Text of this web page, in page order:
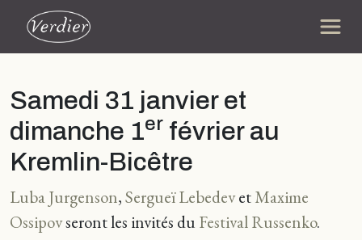
Samedi 31 janvier et
dimanche 1er février au
Kremlin-Bicêtre
Luba Jurgenson,Sergueï LebedevetMaxime
Ossipovseront les invités duFestival Russenko.